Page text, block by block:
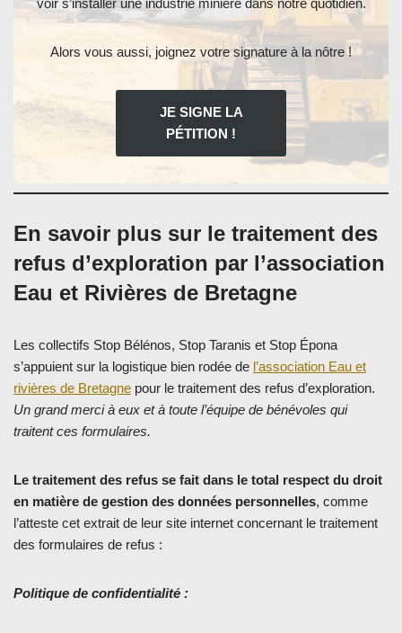
voir s’installer une industrie minière dans notre quotidien.
Alors vous aussi, joignez votre signature à la nôtre !
JE SIGNE LA
PÉTITION !
En savoir plus sur le traitement des
refus d’exploration par l’association
Eau et Rivières de Bretagne
Les collectifs Stop Bélénos, Stop Taranis et Stop Épona
s’appuient sur la logistique bien rodée de l’association Eau et
rivières de Bretagne pour le traitement des refus d’exploration.
Un grand merci à eux et à toute l’équipe de bénévoles qui
traitent ces formulaires.
Le traitement des refus se fait dans le total respect du droit
en matière de gestion des données personnelles, comme
l’atteste cet extrait de leur site internet concernant le traitement
des formulaires de refus :
Politique de confidentialité :